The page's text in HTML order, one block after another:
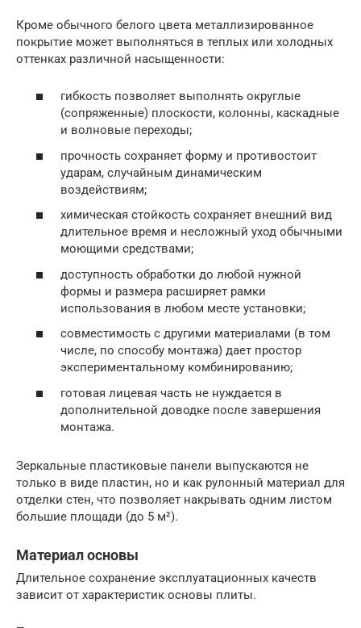
Кроме обычного белого цвета металлизированное
покрытие может выполняться в теплых или холодных
оттенках различной насыщенности:
гибкость позволяет выполнять округлые
(сопряженные) плоскости, колонны, каскадные
и волновые переходы;
прочность сохраняет форму и противостоит
ударам, случайным динамическим
воздействиям;
химическая стойкость сохраняет внешний вид
длительное время и несложный уход обычными
моющими средствами;
доступность обработки до любой нужной
формы и размера расширяет рамки
использования в любом месте установки;
совместимость с другими материалами (в том
числе, по способу монтажа) дает простор
экспериментальному комбинированию;
готовая лицевая часть не нуждается в
дополнительной доводке после завершения
монтажа.
Зеркальные пластиковые панели выпускаются не
только в виде пластин, но и как рулонный материал для
отделки стен, что позволяет накрывать одним листом
большие площади (до 5 м²).
Материал основы
Длительное сохранение эксплуатационных качеств
зависит от характеристик основы плиты.